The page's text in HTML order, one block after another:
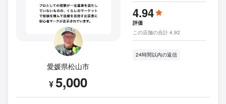
愛媛県松山市
¥5,000
4.94
評価
この店舗の合計 4.92
24時間以内の返信